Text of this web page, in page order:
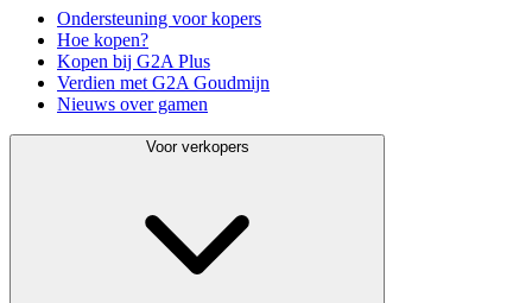
Ondersteuning voor kopers
Hoe kopen?
Kopen bij G2A Plus
Verdien met G2A Goudmijn
Nieuws over gamen
Voor verkopers